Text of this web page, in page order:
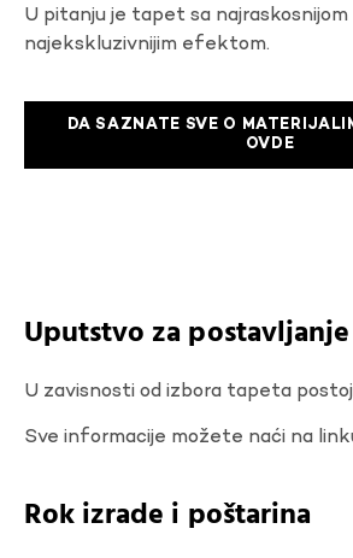
U pitanju je tapet sa
najekskluzivnijim efektom.
DA SAZNATE SVE O
OVDE
Uputstvo za
U zavisnosti od izbora tapeta
Sve informacije možete naći na
Rok izrade i poštarina